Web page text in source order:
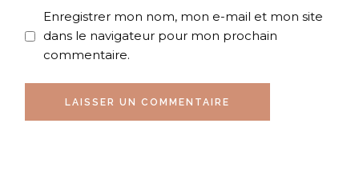
Enregistrer mon nom, mon e-mail et mon site
dans le navigateur pour mon prochain
commentaire.
LAISSER UN COMMENTAIRE